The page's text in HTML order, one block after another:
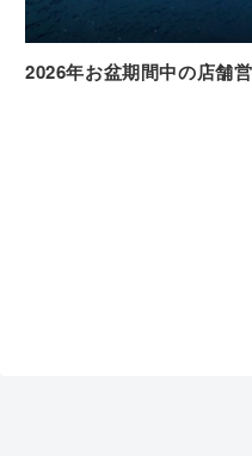
2026年お盆期間中の店舗